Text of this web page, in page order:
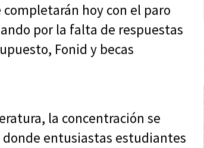
hoy con el paro
por la falta de respuestas
Fonid y becas
la concentración se
entusiastas estudiantes